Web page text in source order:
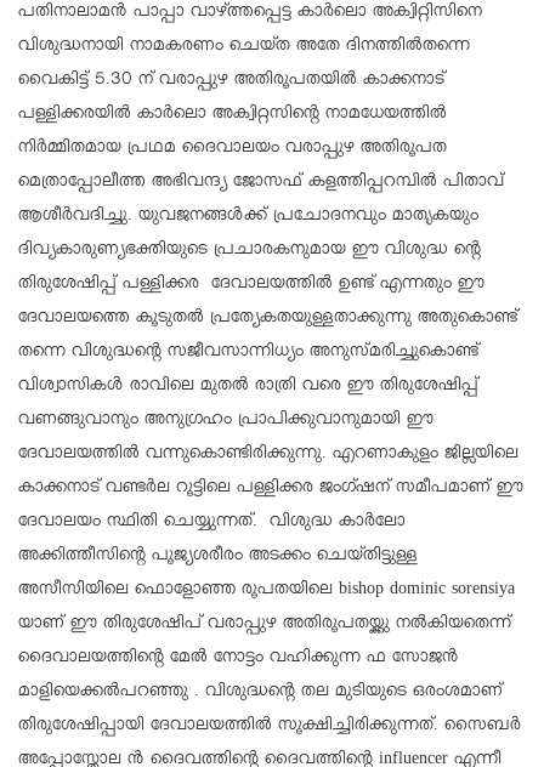
പതിനാലാമന്‍ പാപ്പാ വാഴ്ത്തപ്പെട്ട കാര്‍ലൊ അക്വിറ്റിസിനെ
വിശുദ്ധനായി നാമകരണം ചെയ്ത അതേ ദിനത്തില്‍തന്നെ
വൈകിട്ട് 5.30 ന് വരാപ്പുഴ അതിരൂപതയില്‍ കാക്കനാട്
പള്ളിക്കരയില്‍ കാര്‍ലൊ അക്വിറ്റസിന്റെ നാമധേയത്തില്‍
നിര്‍മ്മിതമായ പ്രഥമ ദൈവാലയം വരാപ്പുഴ അതിരൂപത
മെത്രാപ്പോലീത്ത അഭിവന്ദ്യ ജോസഫ് കളത്തിപ്പറമ്പില്‍ പിതാവ്
ആശീര്‍വദിച്ചു. യുവജനങ്ങള്‍ക്ക് പ്രചോദനവും മാതൃകയും
ദിവ്യകാരുണ്യഭക്തിയുടെ പ്രചാരകനുമായ ഈ വിശുദ്ധ ന്റെ
തിരുശേഷിപ്പ് പള്ളിക്കര ദേവാലയത്തില്‍ ഉണ്ട് എന്നതും ഈ
ദേവാലയത്തെ കൂടുതല്‍ പ്രത്യേകതയുള്ളതാക്കുന്നു അതുകൊണ്ട്
തന്നെ വിശുദ്ധന്റെ സജീവസാന്നിധ്യം അനുസ്മരിച്ചുകൊണ്ട്
വിശ്വാസികള്‍ രാവിലെ മുതല്‍ രാത്രി വരെ ഈ തിരുശേഷിപ്പ്
വണങ്ങുവാനും അനുഗ്രഹം പ്രാപിക്കുവാനുമായി ഈ
ദേവാലയത്തില്‍ വന്നുകൊണ്ടിരിക്കുന്നു. എറണാകുളം ജില്ലയിലെ
കാക്കനാട് വണ്ടര്‍ല റൂട്ടിലെ പള്ളിക്കര ജംഗ്ഷന് സമീപമാണ് ഈ
ദേവാലയം സ്ഥിതി ചെയ്യുന്നത്. വിശുദ്ധ കാര്‍ലോ
അക്കിത്തീസിന്റെ പൂജ്യശരീരം അടക്കം ചെയ്തിട്ടുള്ള
അസീസിയിലെ ഫൊളോഞ്ഞ രൂപതയിലെ bishop dominic sorensiya
യാണ് ഈ തിരുശേഷിപ് വരാപ്പുഴ അതിരൂപതയ്ക്കു നല്‍കിയതെന്ന്
ദൈവാലയത്തിന്റെ മേല്‍ നോട്ടം വഹിക്കുന്ന ഫ സോജന്‍
മാളിയെക്കല്‍പറഞ്ഞു . വിശുദ്ധന്റെ തല മുടിയുടെ ഒരംശമാണ്
തിരുശേഷിപ്പായി ദേവാലയത്തില്‍ സൂക്ഷിച്ചിരിക്കുന്നത്. സൈബര്‍
അപ്പോസ്തോല ന്‍ ദൈവത്തിന്റെ ദൈവത്തിന്റെ influencer എന്നീ